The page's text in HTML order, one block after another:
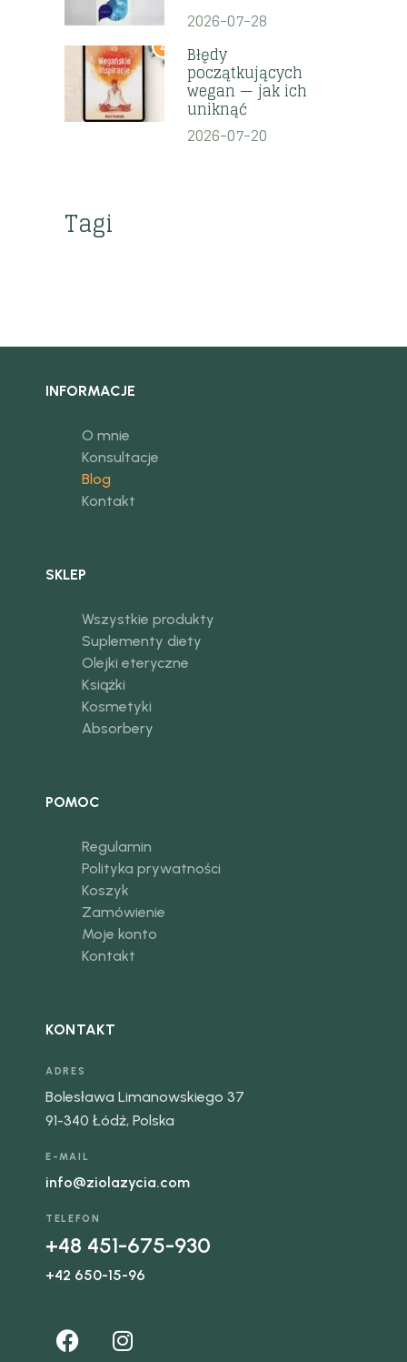
2026-07-28
4 Błędy
początkujących
wegan — jak ich
uniknąć
2026-07-20
Tagi
INFORMACJE
O mnie
Konsultacje
Blog
Kontakt
SKLEP
Wszystkie produkty
Suplementy diety
Olejki eteryczne
Książki
Kosmetyki
Absorbery
POMOC
Regulamin
Polityka prywatności
Koszyk
Zamówienie
Moje konto
Kontakt
KONTAKT
ADRES
Bolesława Limanowskiego 37
91-340 Łódź, Polska
E-MAIL
info@ziolazycia.com
TELEFON
+48 451-675-930
+42 650-15-96